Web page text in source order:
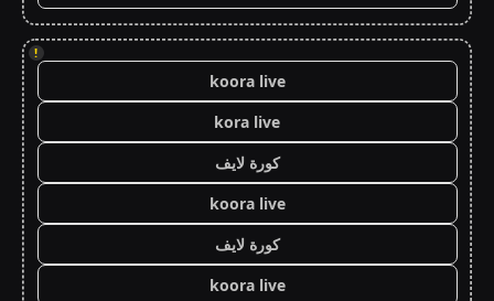
!
koora live
kora live
كورة لايف
koora live
كورة لايف
koora live